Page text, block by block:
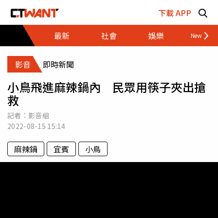
下載 APP
最新
社會 娛樂 財經
影音 即時新聞
小鳥飛進麻辣鍋內 民眾用筷子夾出搶
救
記者：影音組
2022-08-15 15:14
麻辣鍋 宜賓 小鳥